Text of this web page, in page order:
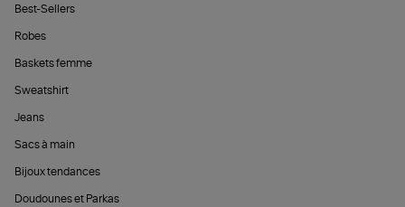
Best-Sellers
Robes
Baskets femme
Sweatshirt
Jeans
Sacs à main
Bijoux tendances
Doudounes et Parkas